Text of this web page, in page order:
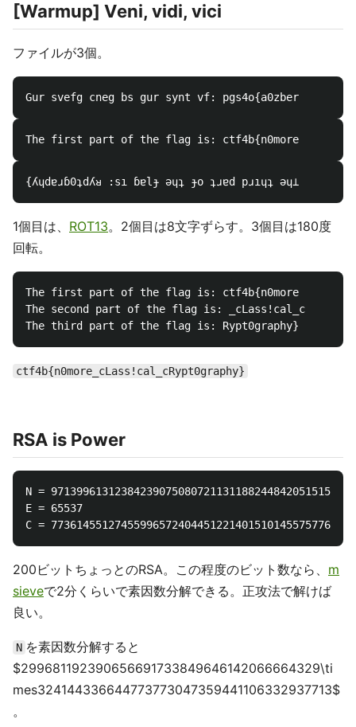
[Warmup] Veni, vidi, vici
ファイルが3個。
1個目は、 ROT13。2個目は8文字ずらす。3個目は180度
回転。
The first part of the flag is: ctf4b{n0more
The second part of the flag is: _cLass!cal_c
ctf4b{n0more_cLass!cal_cRypt0graphy}
RSA is Power
N =
E = 65537
200ビットちょっとのRSA。この程度のビット数なら、 m
sieveで2分くらいで素因数分解できる。正攻法で解けば
良い。
N を素因数分解すると
$299681192390656691733849646142066664329\ti
mes324144336644773773047359441106332937713$
。